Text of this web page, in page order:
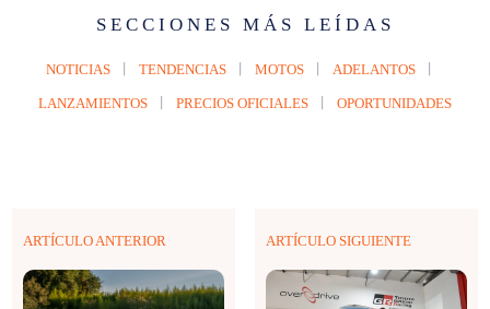
SECCIONES MÁS LEÍDAS
NOTICIAS TENDENCIAS MOTOS ADELANTOS
LANZAMIENTOS PRECIOS OFICIALES OPORTUNIDADES
ARTÍCULO ANTERIOR ARTÍCULO SIGUIENTE